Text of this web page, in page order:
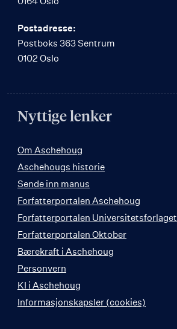
Postadresse:
Postboks 363 Sentrum
0102 Oslo
Nyttige lenker
Om Aschehoug
Aschehougs historie
Sende inn manus
Forfatterportalen Aschehoug
Forfatterportalen Universitetsforlaget
Forfatterportalen Oktober
Bærekraft i Aschehoug
Personvern
KI i Aschehoug
Informasjonskapsler (cookies)